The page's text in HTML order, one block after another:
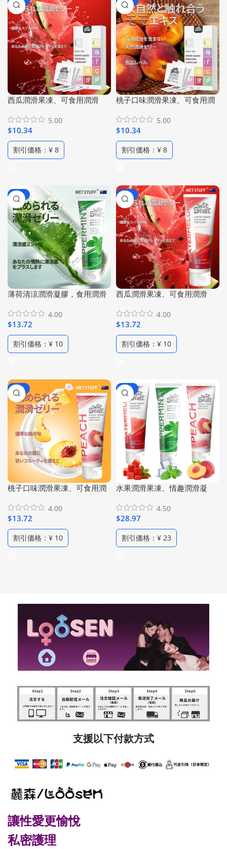
西瓜潤滑果凍、可食用潤滑
油、低過敏性人體潤滑油、高
比例西瓜精華配方、純植物水
果潤滑劑、旅行便携式 ( 1包3g
/6包裝 )
5.00
$10.34
割引価格：¥ 8
桃子口味潤滑果凍、可食用潤
油、低過敏性人體潤滑油、高
比例桃子精華配方、純植物水
果潤滑劑、旅行便携式 ( 1包3g
/6包裝 )
5.00
$10.34
割引価格：¥ 8
-80%
薄荷清涼潤滑凝膠，食用潤滑
滑，高比例薄荷精華純植物配
方，冰爽潤滑果凍(100ml/3.38
Fl Oz)
4.00
$13.72
割引価格：¥ 10
-80%
西瓜潤滑果凍、可食用潤滑
油、低過敏性人體潤滑油、高
比例西瓜精華配方、純植物水
果潤滑劑(100ml/3.38 Fl Oz)
4.00
$13.72
割引価格：¥ 10
-80%
桃子口味潤滑果凍、可食用潤
油、低過敏性人體潤滑油、高
比例桃子精華配方、純植物水
果潤滑劑(100ml/3.38 Fl Oz)
4.00
$13.72
割引価格：¥ 10
-72%
水果潤滑果凍、情趣潤滑凝
滑果凍&桃子口味潤滑果凍&薄
荷清爽潤滑果凍、三種口味套
裝，水果趣味食用潤滑劑（1瓶
100ml /3瓶）
4.50
$28.97
割引価格：¥ 23
支援以下付款方式
讓性愛更愉悅
私密護理